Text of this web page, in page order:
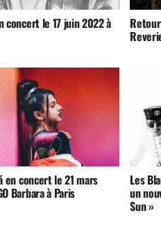
concert le 17 juin 2022 à
en concert le 21 mars
Barbara à Paris
Les
un
Sun »